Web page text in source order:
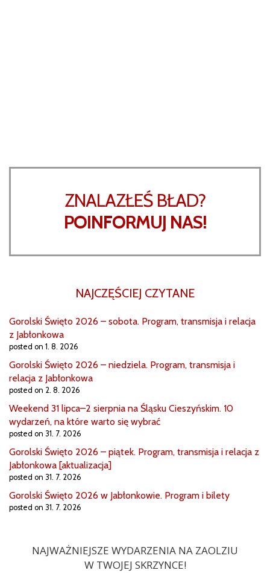
ZNALAZŁEŚ BŁAD?
POINFORMUJ NAS!
NAJCZĘŚCIEJ CZYTANE
Gorolski Święto 2026 – sobota. Program, transmisja i relacja
z Jabłonkowa
posted on 1. 8. 2026
Gorolski Święto 2026 – niedziela. Program, transmisja i
relacja z Jabłonkowa
posted on 2. 8. 2026
Weekend 31 lipca–2 sierpnia na Śląsku Cieszyńskim. 10
wydarzeń, na które warto się wybrać
posted on 31. 7. 2026
Gorolski Święto 2026 – piątek. Program, transmisja i relacja z
Jabłonkowa [aktualizacja]
posted on 31. 7. 2026
Gorolski Święto 2026 w Jabłonkowie. Program i bilety
posted on 31. 7. 2026
NAJWAŻNIEJSZE WYDARZENIA NA ZAOLZIU
W TWOJEJ SKRZYNCE!